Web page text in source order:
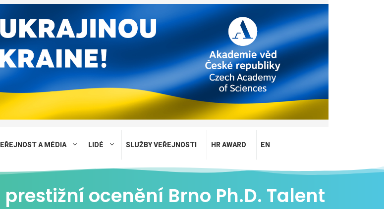
A MÉDIA LIDÉ SLUŽBY VEŘEJNOSTI HR AWARD EN
ocenění Brno Ph.D. Talent